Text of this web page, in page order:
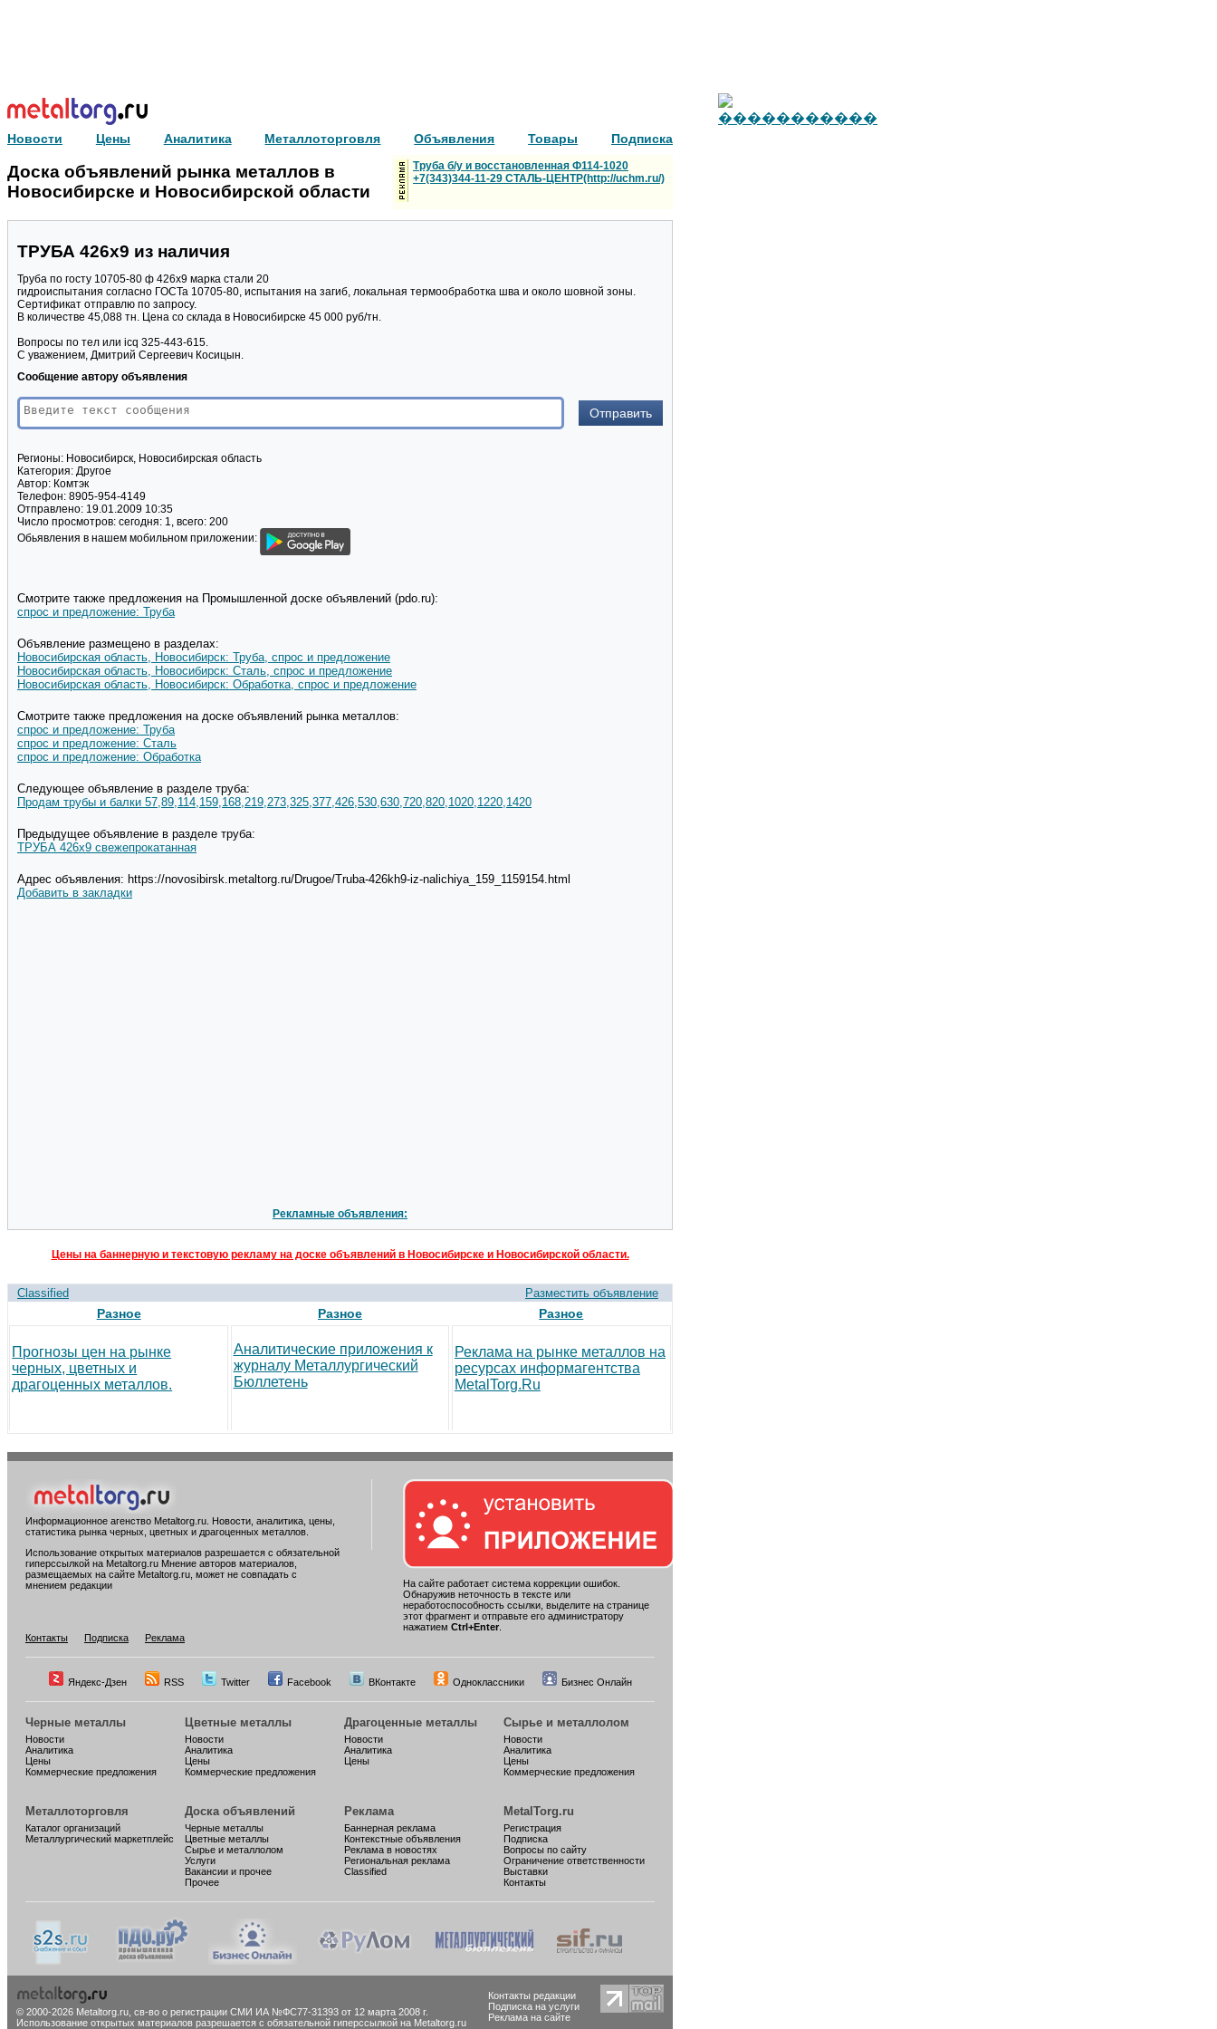
Новости Цены Аналитика Металлоторговля Объявления Товары Подписка
Доска объявлений рынка металлов в
Новосибирске и Новосибирской области
Труба б/у и восстановленная Ф114-1020
+7(343)344-11-29 СТАЛЬ-ЦЕНТР(http://uchm.ru/)
ТРУБА 426х9 из наличия
Труба по госту 10705-80 ф 426х9 марка стали 20
гидроиспытания согласно ГОСТа 10705-80, испытания на загиб, локальная термообработка шва и около шовной зоны.
Сертификат отправлю по запросу.
В количестве 45,088 тн. Цена со склада в Новосибирске 45 000 руб/тн.
Вопросы по тел или icq 325-443-615.
С уважением, Дмитрий Сергеевич Косицын.
Сообщение автору объявления
Регионы: Новосибирск, Новосибирская область
Категория: Другое
Автор: Комтэк
Телефон: 8905-954-4149
Отправлено: 19.01.2009 10:35
Число просмотров: сегодня: 1, всего: 200
Обьявления в нашем мобильном приложении:
Смотрите также предложения на Промышленной доске объявлений (pdo.ru):
спрос и предложение: Труба
Объявление размещено в разделах:
Новосибирская область, Новосибирск: Труба, спрос и предложение
Новосибирская область, Новосибирск: Сталь, спрос и предложение
Новосибирская область, Новосибирск: Обработка, спрос и предложение
Смотрите также предложения на доске объявлений рынка металлов:
спрос и предложение: Труба
спрос и предложение: Сталь
спрос и предложение: Обработка
Следующее объявление в разделе труба:
Продам трубы и балки 57,89,114,159,168,219,273,325,377,426,530,630,720,820,1020,1220,1420
Предыдущее объявление в разделе труба:
ТРУБА 426х9 свежепрокатанная
Адрес объявления: https://novosibirsk.metaltorg.ru/Drugoe/Truba-426kh9-iz-nalichiya_159_1159154.html
Добавить в закладки
Рекламные объявления:
Цены на баннерную и текстовую рекламу на доске объявлений в Новосибирске и Новосибирской области.
Classified Разместить объявление
Разное
Прогнозы цен на рынке
черных, цветных и
драгоценных металлов.
Разное
Аналитические приложения к
журналу Металлургический
Бюллетень
Разное
Реклама на рынке металлов на
ресурсах информагентства
MetalTorg.Ru
Информационное агенство Metaltorg.ru. Новости, аналитика, цены,
статистика рынка черных, цветных и драгоценных металлов.
Использование открытых материалов разрешается с обязательной
гиперссылкой на Metaltorg.ru Мнение авторов материалов,
размещаемых на сайте Metaltorg.ru, может не совпадать с
мнением редакции
На сайте работает система коррекции ошибок.
Обнаружив неточность в тексте или
неработоспособность ссылки, выделите на странице
этот фрагмент и отправьте его администратору
нажатием Ctrl+Enter
Контакты
Подписка Реклама
Яндекс-Дзен RSS Twitter Facebook ВКонтакте Одноклассники Бизнес Онлайн
Черные металлы
Новости
Аналитика
Цены
Коммерческие предложения
Цветные металлы
Новости
Аналитика
Цены
Коммерческие предложения
Драгоценные металлы
Новости
Аналитика
Цены
Сырье и металлолом
Новости
Аналитика
Цены
Коммерческие предложения
Металлоторговля
Каталог организаций
Металлургический маркетплейс
Доска объявлений
Черные металлы
Цветные металлы
Сырье и металлолом
Услуги
Вакансии и прочее
Прочее
Реклама
Баннерная реклама
Контекстные объявления
Реклама в новостях
Региональная реклама
Classified
MetalTorg.ru
Регистрация
Подписка
Вопросы по сайту
Ограничение ответственности
Выставки
Контакты
© 2000-2026 Metaltorg.ru, св-во о регистрации СМИ ИА №ФС77-31393 от 12 марта 2008 г.
Использование открытых материалов разрешается с обязательной гиперссылкой на Metaltorg.ru
Контакты редакции
Подписка на услуги
Реклама на сайте